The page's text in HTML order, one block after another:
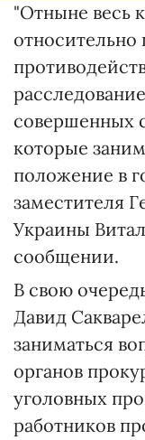
"Отныне весь
совершенных
которые
положение в
заместителя
Украины
сообщении.
В свою
Давид
заниматься
органов
уголовных
работников